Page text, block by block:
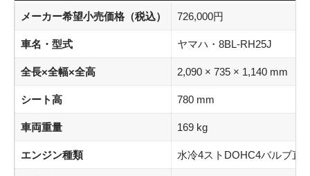
メーカー希望小売価格（税込） 726,000円
車名・型式 ヤマハ・8BL-RH25J
全長×全幅×全高 2,090 × 735 × 1,140 mm
シート高 780 mm
車両重量 169 kg
エンジン種類 水冷4ストDOHC4バルブ直